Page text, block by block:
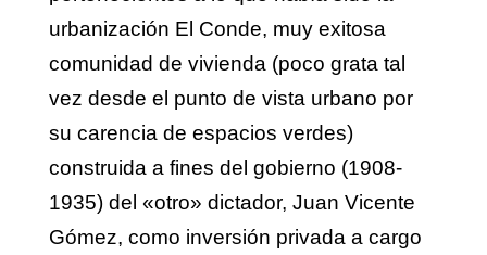
urbanización El Conde, muy exitosa
comunidad de vivienda (poco grata tal
vez desde el punto de vista urbano por
su carencia de espacios verdes)
construida a fines del gobierno (1908-
1935) del «otro» dictador, Juan Vicente
Gómez, como inversión privada a cargo